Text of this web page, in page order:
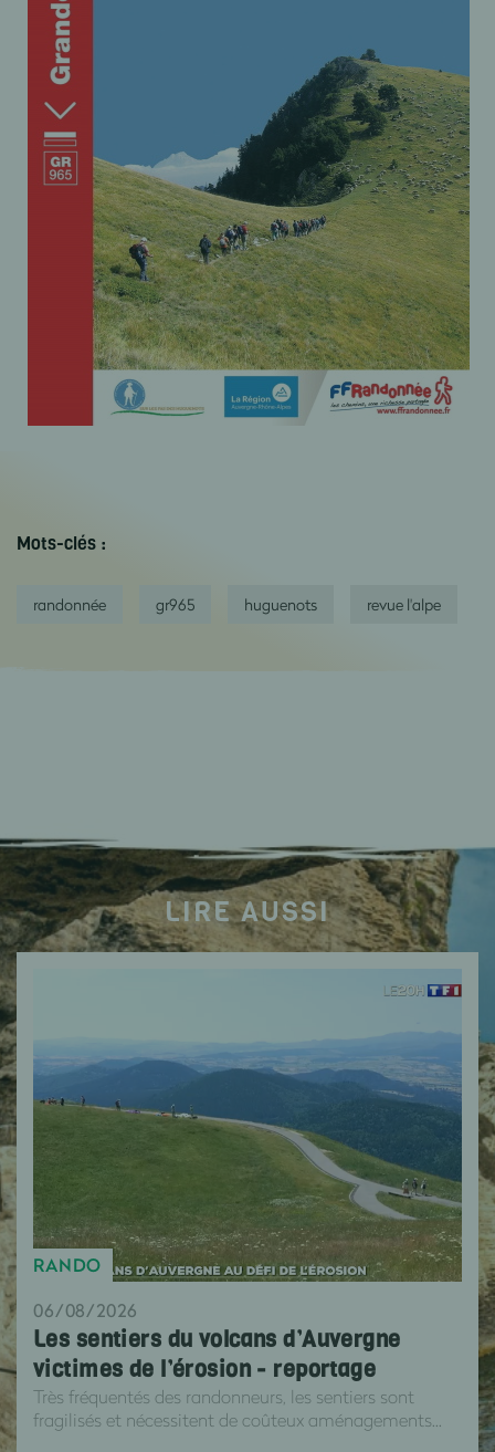
Mots-clés :
randonnée gr965 huguenots revue l'alpe
LIRE AUSSI
RANDO
06/08/2026
Les sentiers du volcans d’Auvergne
victimes de l’érosion - reportage
Très fréquentés des randonneurs, les sentiers sont
fragilisés et nécessitent de coûteux aménagements...